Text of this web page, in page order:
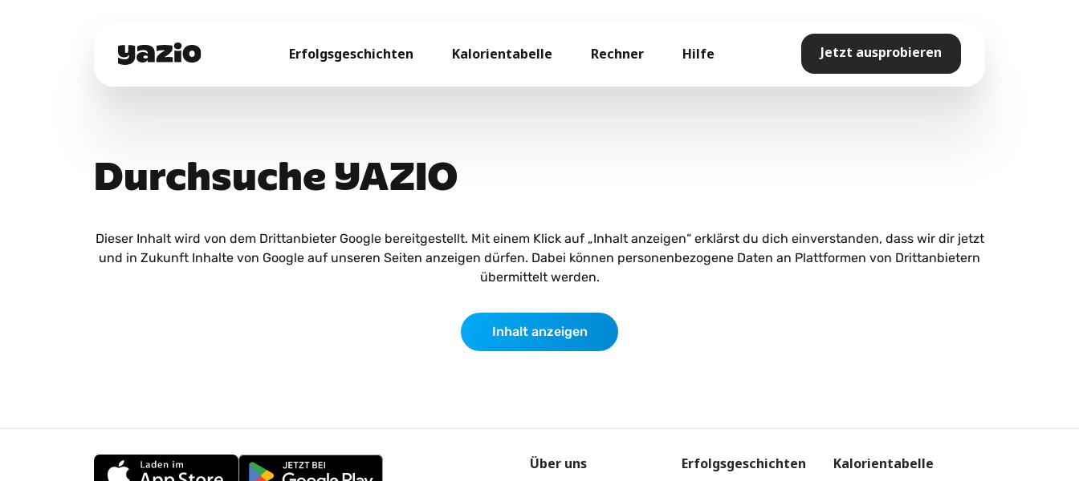
Erfolgsgeschichten Kalorientabelle Rechner Hilfe Jetzt ausprobieren
Durchsuche YAZIO
Dieser Inhalt wird von dem Drittanbieter Google bereitgestellt. Mit einem Klick auf „Inhalt anzeigen“ erklärst du dich einverstanden, dass wir dir jetzt
und in Zukunft Inhalte von Google auf unseren Seiten anzeigen dürfen. Dabei können personenbezogene Daten an Plattformen von Drittanbietern
übermittelt werden.
Inhalt anzeigen
Über uns Erfolgsgeschichten Kalorientabelle